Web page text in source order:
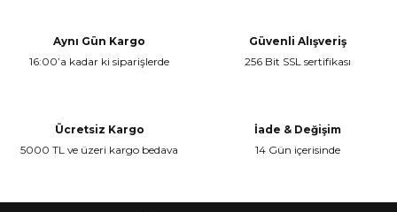
Ürün resmi kalitesiz, bozuk veya görüntülenemiyor.
Aynı Gün Kargo
16:00’a kadar ki siparişlerde
Güvenli Alışveriş
256 Bit SSL sertifikası
Ücretsiz Kargo
5000 TL ve üzeri kargo bedava
İade & Değişim
14 Gün içerisinde